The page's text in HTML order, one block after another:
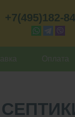
+7(495)182-